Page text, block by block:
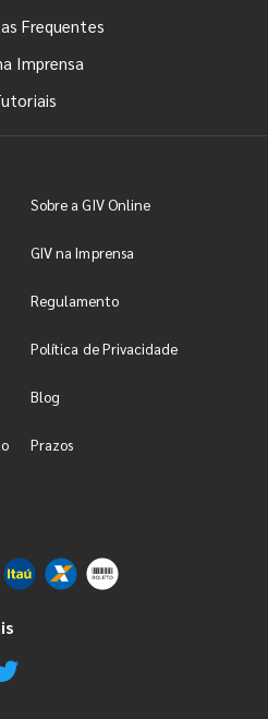
Frequentes
Imprensa
Sobre a GIV Online
GIV na Imprensa
Regulamento
Política de Privacidade
Blog
Prazos